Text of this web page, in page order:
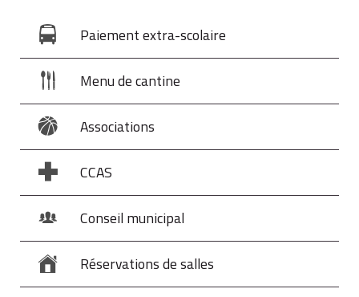
Paiement extra-scolaire
Menu de cantine
Associations
CCAS
Conseil municipal
Réservations de salles